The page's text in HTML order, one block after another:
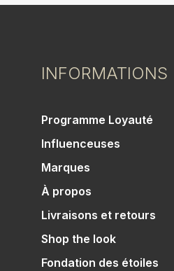
INFORMATIONS
Programme Loyauté
Influenceuses
Marques
À propos
Livraisons et retours
Shop the look
Fondation des étoiles